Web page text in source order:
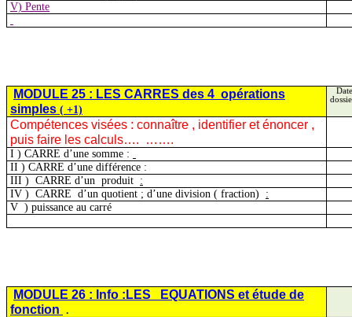
V) Pente
MODULE 25 : LES CARRES des 4 opérations
simples ( +1)
Compétences visées : connaître , identifier et énoncer ,
puis faire les calculs….
…….
I ) CARRE d’une somme :
II ) CARRE d’une différence :
III ) CARRE d’un produit :
IV ) CARRE d’un quotient ; d’une division ( fraction) :
V ) puissance au carré
MODULE 26 : Info :LES
EQUATIONS et étude de
fonction .